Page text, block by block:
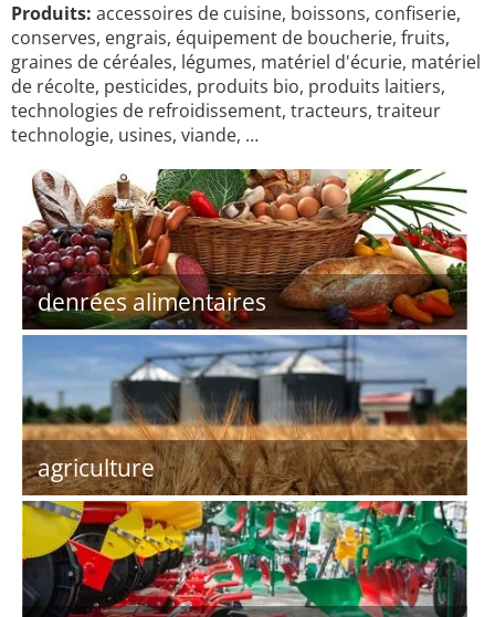
Produits: accessoires de cuisine, boissons, confiserie,
conserves, engrais, équipement de boucherie, fruits,
graines de céréales, légumes, matériel d'écurie, matériel
de récolte, pesticides, produits bio, produits laitiers,
technologies de refroidissement, tracteurs, traiteur
technologie, usines, viande, …
denrées alimentaires
agriculture